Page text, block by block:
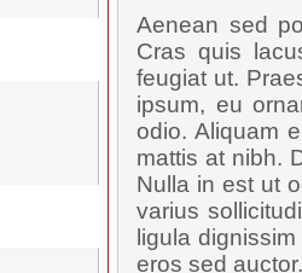
Aenean sed
Cras quis
feugiat ut.
ipsum, eu
odio. Aliquam
mattis at nibh.
Nulla in est ut
varius
ligula
eros sed auctor.